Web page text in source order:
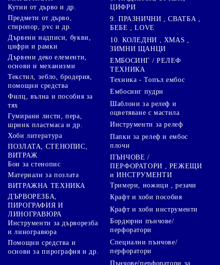
Кутии от дърво и др.
Предмети от дърво,
стиропор, pvc и др.
Дървени надписи, букви,
цифри и рамки
Дървени деко елементи,
основи и механизми
Текстил, зебло, бродерия,
помощни средства
Филц, вълна и пособия за
тях
Гумирани листи, пера,
шринк пластмаса и др.
Хоби литература
ПОЗЛАТА, СТЕНОПИС,
ВИТРАЖ
Бои за стенопис
Материали за позлата
ВИТРАЖНА ТЕХНИКА
ДЪРВОРЕЗБА,
ПИРОГРАФИЯ И
ЛИНОГРАВЮРА
Инструменти за дърворезба
и линогравюра
Помощни средства и
основи за пирография и др.
ЦИФРИ
9. ПРАЗНИЧНИ , СВАТБА ,
БЕБЕ , LOVE
10. КОЛЕДНИ , XMAS ,
ЗИМНИ ЩАНЦИ
ЕМБОСИНГ / РЕЛЕФ
ТЕХНИКА
Техника - Топъл ембос
Ембосинг пудри
Шаблони за релеф и
оцветяване с мастила
Инструменти за релеф
Папки за релеф и ембос
плочи
ПЪНЧОВЕ /
ПЕРФОРАТОРИ , РЕЖЕЩИ
и ИНСТРУМЕНТИ
Тримери, ножици , резачи
Крафт и хоби пособия
Крафт и хоби инструменти
Бордюрни пънчове/
перфоратори
Специални пънчове/
перфоратори
Пънчове/перфоратори за